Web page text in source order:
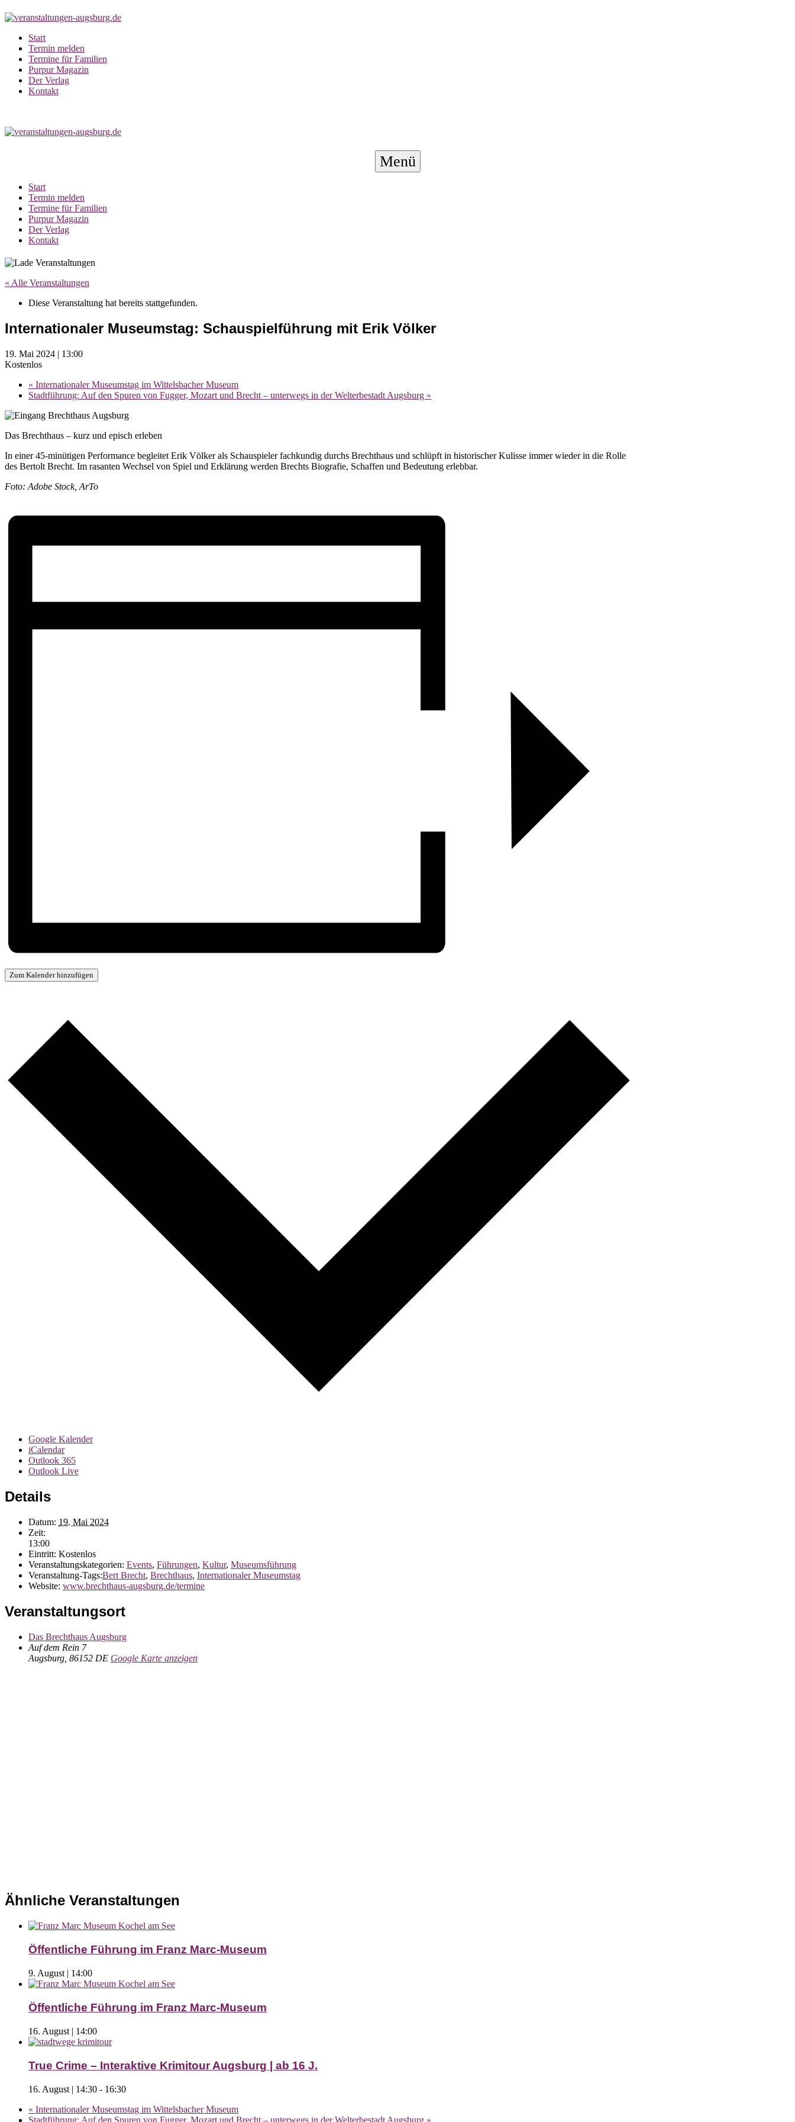
Inhalt
Start
Termin melden
Termine für Familien
Purpur Magazin
Der Verlag
Kontakt
Menü
Start
Termin melden
Termine für Familien
Purpur Magazin
Der Verlag
Kontakt
« Alle Veranstaltungen
Diese Veranstaltung hat bereits stattgefunden.
Internationaler Museumstag: Schauspielführung mit Erik Völker
19. Mai 2024 | 13:00
Kostenlos
« Internationaler Museumstag im Wittelsbacher Museum
Stadtführung: Auf den Spuren von Fugger, Mozart und Brecht – unterwegs in der Welterbestadt Augsburg »
Das Brechthaus – kurz und episch erleben
In einer 45-minütigen Performance begleitet Erik Völker als Schauspieler fachkundig durchs Brechthaus und schlüpft in historischer Kulisse immer wieder in die Rolle
des Bertolt Brecht. Im rasanten Wechsel von Spiel und Erklärung werden Brechts Biografie, Schaffen und Bedeutung erlebbar.
Foto: Adobe Stock, ArTo
Zum Kalender hinzufügen
Google Kalender
iCalendar
Outlook 365
Outlook Live
Details
Datum: 19. Mai 2024
Zeit:
13:00
Eintritt: Kostenlos
Veranstaltungskategorien: Events, Führungen, Kultur, Museumsführung
Veranstaltung-Tags:Bert Brecht, Brechthaus, Internationaler Museumstag
Website: www.brechthaus-augsburg.de/termine
Veranstaltungsort
Das Brechthaus Augsburg
Auf dem Rein 7
Augsburg 86152 DE Google Karte anzeigen
Ähnliche Veranstaltungen
Öffentliche Führung im Franz Marc-Museum
9. August | 14:00
Öffentliche Führung im Franz Marc-Museum
16. August | 14:00
True Crime – Interaktive Krimitour Augsburg | ab 16 J.
16. August | 14:30 - 16:30
« Internationaler Museumstag im Wittelsbacher Museum
Stadtführung: Auf den Spuren von Fugger, Mozart und Brecht – unterwegs in der Welterbestadt Augsburg »